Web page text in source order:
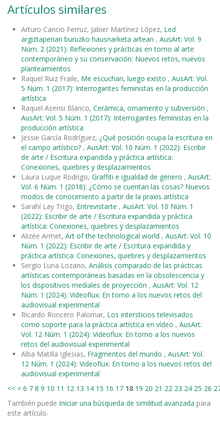
Artículos similares
Arturo Cancio Ferruz, Jabier Martínez López, Led
argiztapenari buruzko hausnarketa artean , AusArt: Vol. 9
Núm. 2 (2021): Reflexiones y prácticas en torno al arte
contemporáneo y su conservación: Nuevos retos, nuevos
planteamientos
Raquel Ruiz Fraile, Me escuchan, luego existo , AusArt: Vol.
5 Núm. 1 (2017): Interrogantes feministas en la producción
artística
Raquel Asensi Blanco, Cerámica, ornamento y subversión ,
AusArt: Vol. 5 Núm. 1 (2017): Interrogantes feministas en la
producción artística
Jessie García Rodríguez, ¿Qué posición ocupa la escritura en
el campo artístico? , AusArt: Vol. 10 Núm. 1 (2022): Escribir
de arte / Escritura expandida y práctica artística:
Conexiones, quiebres y desplazamientos
Laura Luque Rodrigo, Graffiti e igualdad de género , AusArt:
Vol. 6 Núm. 1 (2018): ¿Cómo se cuentan las cosas? Nuevos
modos de conocimiento a partir de la praxis artística
Sarahí Lay Trigo, Entrevistarte , AusArt: Vol. 10 Núm. 1
(2022): Escribir de arte / Escritura expandida y práctica
artística: Conexiones, quiebres y desplazamientos
Alizée Armet, Art of the technological world , AusArt: Vol. 10
Núm. 1 (2022): Escribir de arte / Escritura expandida y
práctica artística: Conexiones, quiebres y desplazamientos
Sergio Luna Lozano, Análisis comparado de las prácticas
artísticas contemporáneas basadas en la obsolescencia y
los dispositivos mediales de proyección , AusArt: Vol. 12
Núm. 1 (2024): Videoflux: En torno a los nuevos retos del
audiovisual experimental
Ricardo Roncero Palomar, Los intersticios televisados
como soporte para la práctica artística en vídeo , AusArt:
Vol. 12 Núm. 1 (2024): Videoflux: En torno a los nuevos
retos del audiovisual experimental
Alba Matilla Iglesias, Fragmentos del mundo , AusArt: Vol.
12 Núm. 1 (2024): Videoflux: En torno a los nuevos retos del
audiovisual experimental
<< < 6 7 8 9 10 11 12 13 14 15 16 17 18 19 20 21 22 23 24 25 26
También puede Iniciar una búsqueda de similitud avanzada para
este artículo.